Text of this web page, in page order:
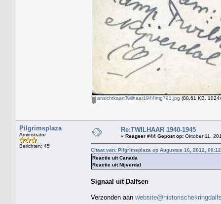
ansichtkaartTwilhaar1944img791.jpg (88.61 KB,
Pilgrimsplaza
Aministrator
Berichten: 45
Re:TWILHAAR 1940-1945
« Reageer #44 Gepost op: Oktober 11,
Citaat van: Pilgrimsplaza op Augustus 16, 2012,
Reactie uit Canada
Reactie uit Nijverdal
Signaal uit Dalfsen
Verzonden aan